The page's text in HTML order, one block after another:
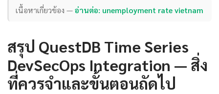
เนื้อหาเกี่ยวข้อง —อ่านต่อ: unemployment rate vietnam
สรุป QuestDB Time Series
DevSecOps Integration — สิ่ง
ที่ควรจำและขั้นตอนถัดไป